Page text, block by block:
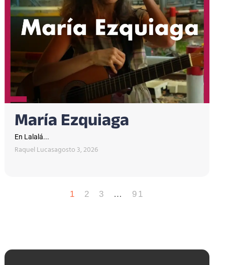
María Ezquiaga
En Lalalá...
Raquel Lucasagosto 3, 2026
1 2 3 … 91